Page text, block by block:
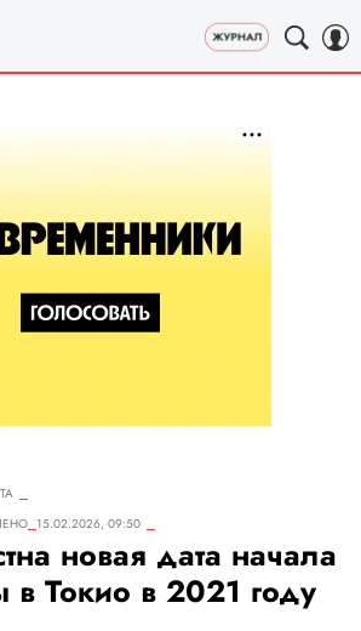
15.02.2026, 09:50
новая дата начала
Токио в 2021 году